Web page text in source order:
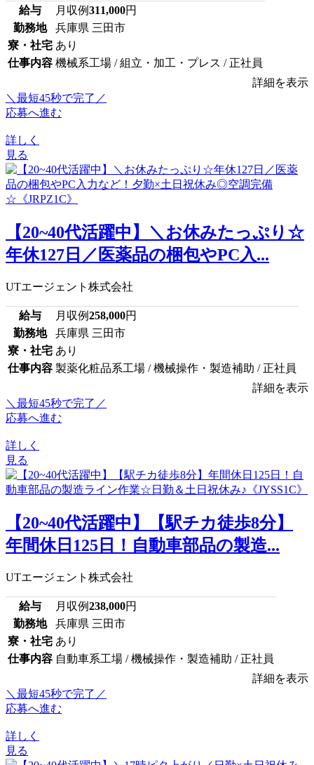
給与 月収例311,000円
勤務地
兵庫県 三田市
寮・社宅 あり
仕事内容 機械系工場 / 組立・加工・プレス / 正社員
詳細を表示
＼最短45秒で完了／
応募へ進む
詳しく
見る
【20~40代活躍中】＼お休みたっぷり☆
年休127日／医薬品の梱包やPC入...
UTエージェント株式会社
給与 月収例258,000円
勤務地
兵庫県 三田市
寮・社宅 あり
仕事内容 製薬化粧品系工場 / 機械操作・製造補助 / 正社員
詳細を表示
＼最短45秒で完了／
応募へ進む
詳しく
見る
【20~40代活躍中】【駅チカ徒歩8分】
年間休日125日！自動車部品の製造...
UTエージェント株式会社
給与 月収例238,000円
勤務地
兵庫県 三田市
寮・社宅 あり
仕事内容 自動車系工場 / 機械操作・製造補助 / 正社員
詳細を表示
＼最短45秒で完了／
応募へ進む
詳しく
見る